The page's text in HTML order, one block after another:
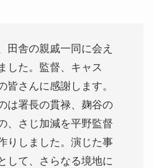
田舎の親戚一同に会え
した。監督、キャス
皆さんに感謝します。
は署長の貫禄、麹谷の
、さじ加減を平野監督
りしました。演じた事
して、さらなる境地に